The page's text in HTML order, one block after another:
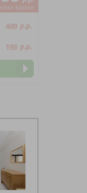
kosten
469 p.p.
193 p.p.